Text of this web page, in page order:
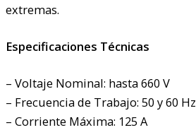
extremas.
Especificaciones Técnicas
– Voltaje Nominal: hasta 660 V
– Frecuencia de Trabajo: 50 y 60 Hz
– Corriente Máxima: 125 A